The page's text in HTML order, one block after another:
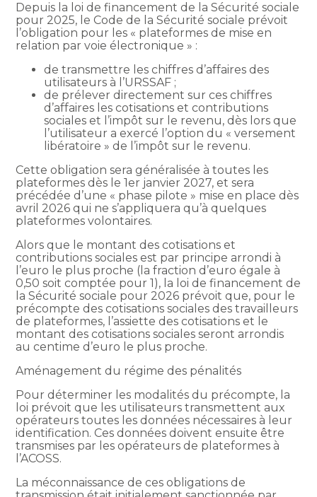
Depuis la loi de financement de la Sécurité sociale
pour 2025, le Code de la Sécurité sociale prévoit
l’obligation pour les « plateformes de mise en
relation par voie électronique » :
de transmettre les chiffres d’affaires des
utilisateurs à l’URSSAF ;
de prélever directement sur ces chiffres
d’affaires les cotisations et contributions
sociales et l’impôt sur le revenu, dès lors que
l’utilisateur a exercé l’option du « versement
libératoire » de l’impôt sur le revenu.
Cette obligation sera généralisée à toutes les
plateformes dès le 1er janvier 2027, et sera
précédée d’une « phase pilote » mise en place dès
avril 2026 qui ne s’appliquera qu’à quelques
plateformes volontaires.
Alors que le montant des cotisations et
contributions sociales est par principe arrondi à
l’euro le plus proche (la fraction d’euro égale à
0,50 soit comptée pour 1), la loi de financement de
la Sécurité sociale pour 2026 prévoit que, pour le
précompte des cotisations sociales des travailleurs
de plateformes, l’assiette des cotisations et le
montant des cotisations sociales seront arrondis
au centime d’euro le plus proche.
Aménagement du régime des pénalités
Pour déterminer les modalités du précompte, la
loi prévoit que les utilisateurs transmettent aux
opérateurs toutes les données nécessaires à leur
identification. Ces données doivent ensuite être
transmises par les opérateurs de plateformes à
l’ACOSS.
La méconnaissance de ces obligations de